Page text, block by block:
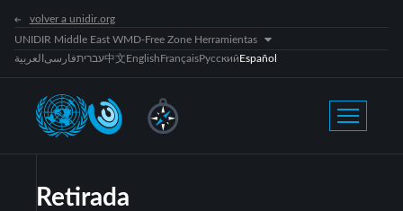
volver a unidir.org
UNIDIR Middle East WMD-Free Zone Herramientas
العربية فارسیעברית中文EnglishFrançaisРусскийEspañol
Retirada